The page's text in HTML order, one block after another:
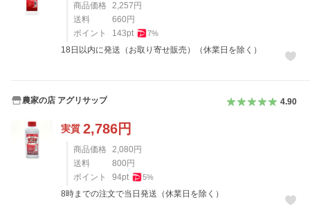
商品価格 2,257 円
送料
660 円
ポイント
143pt 7%
18日以内に発送（お取り寄せ販売）（休業日を除く）
農家の店 アグリサップ 4.90
実質 2,786円
商品価格 2,080 円
送料
800 円
ポイント
94pt 5%
8時までの注文で当日発送（休業日を除く）